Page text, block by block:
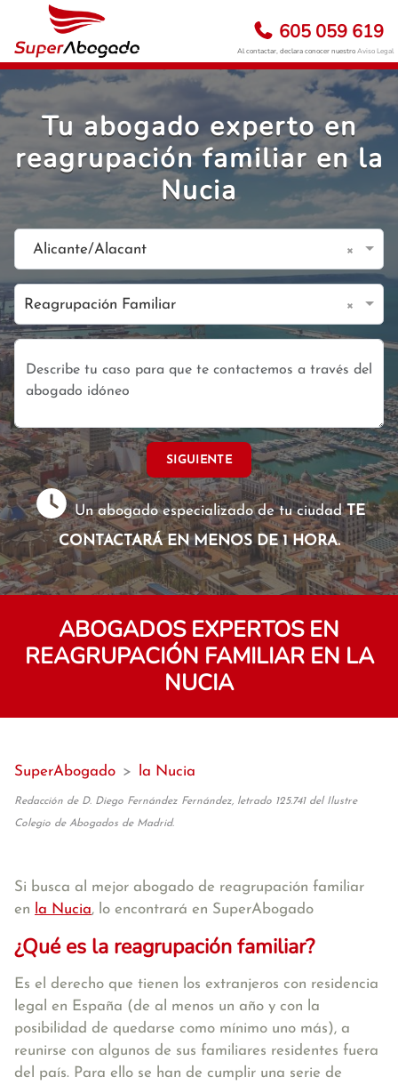
605 059 619
Al contactar, declara conocer nuestroAviso Legal
Tu abogado experto en
reagrupación familiar en la
Nucia
Alicante/Alacant ×
Reagrupación Familiar ×
SIGUIENTE
Un abogado especializado de tu ciudadTE
CONTACTARÁ EN MENOS DE 1 HORA.
ABOGADOS EXPERTOS EN
REAGRUPACIÓN FAMILIAR EN LA
NUCIA
SuperAbogado > la Nucia
Redacción de D. Diego Fernández Fernández, letrado 125.741 del Ilustre
Colegio de Abogados de Madrid.
Si busca al mejor abogado de reagrupación familiar
en la Nucia, lo encontrará en SuperAbogado
¿Qué es la reagrupación familiar?
Es el derecho que tienen los extranjeros con residencia
legal en España (de al menos un año y con la
posibilidad de quedarse como mínimo uno más), a
reunirse con algunos de sus familiares residentes fuera
del país. Para ello se han de cumplir una serie de